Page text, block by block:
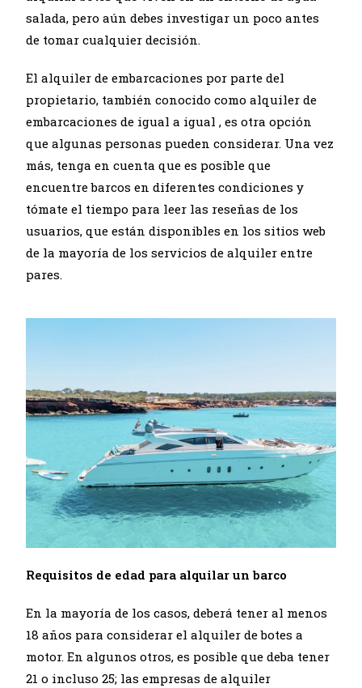
salada, pero aún debes investigar un poco antes
de tomar cualquier decisión.
El alquiler de embarcaciones por parte del
propietario, también conocido comoalquiler de
embarcaciones de igual a igual , es otra opción
que algunas personas pueden considerar. Una vez
más, tenga en cuenta que es posible que
encuentre barcos en diferentes condiciones y
tómate el tiempo para leer las reseñas de los
usuarios, que están disponibles en los sitios web
de la mayoría de los servicios de alquiler entre
pares.
Requisitos de edad para alquilar un barco
En la mayoría de los casos, deberá tener al menos
18 años para considerar el alquiler de botes a
motor. En algunos otros, es posible que deba tener
21 o incluso 25; las empresas de alquiler